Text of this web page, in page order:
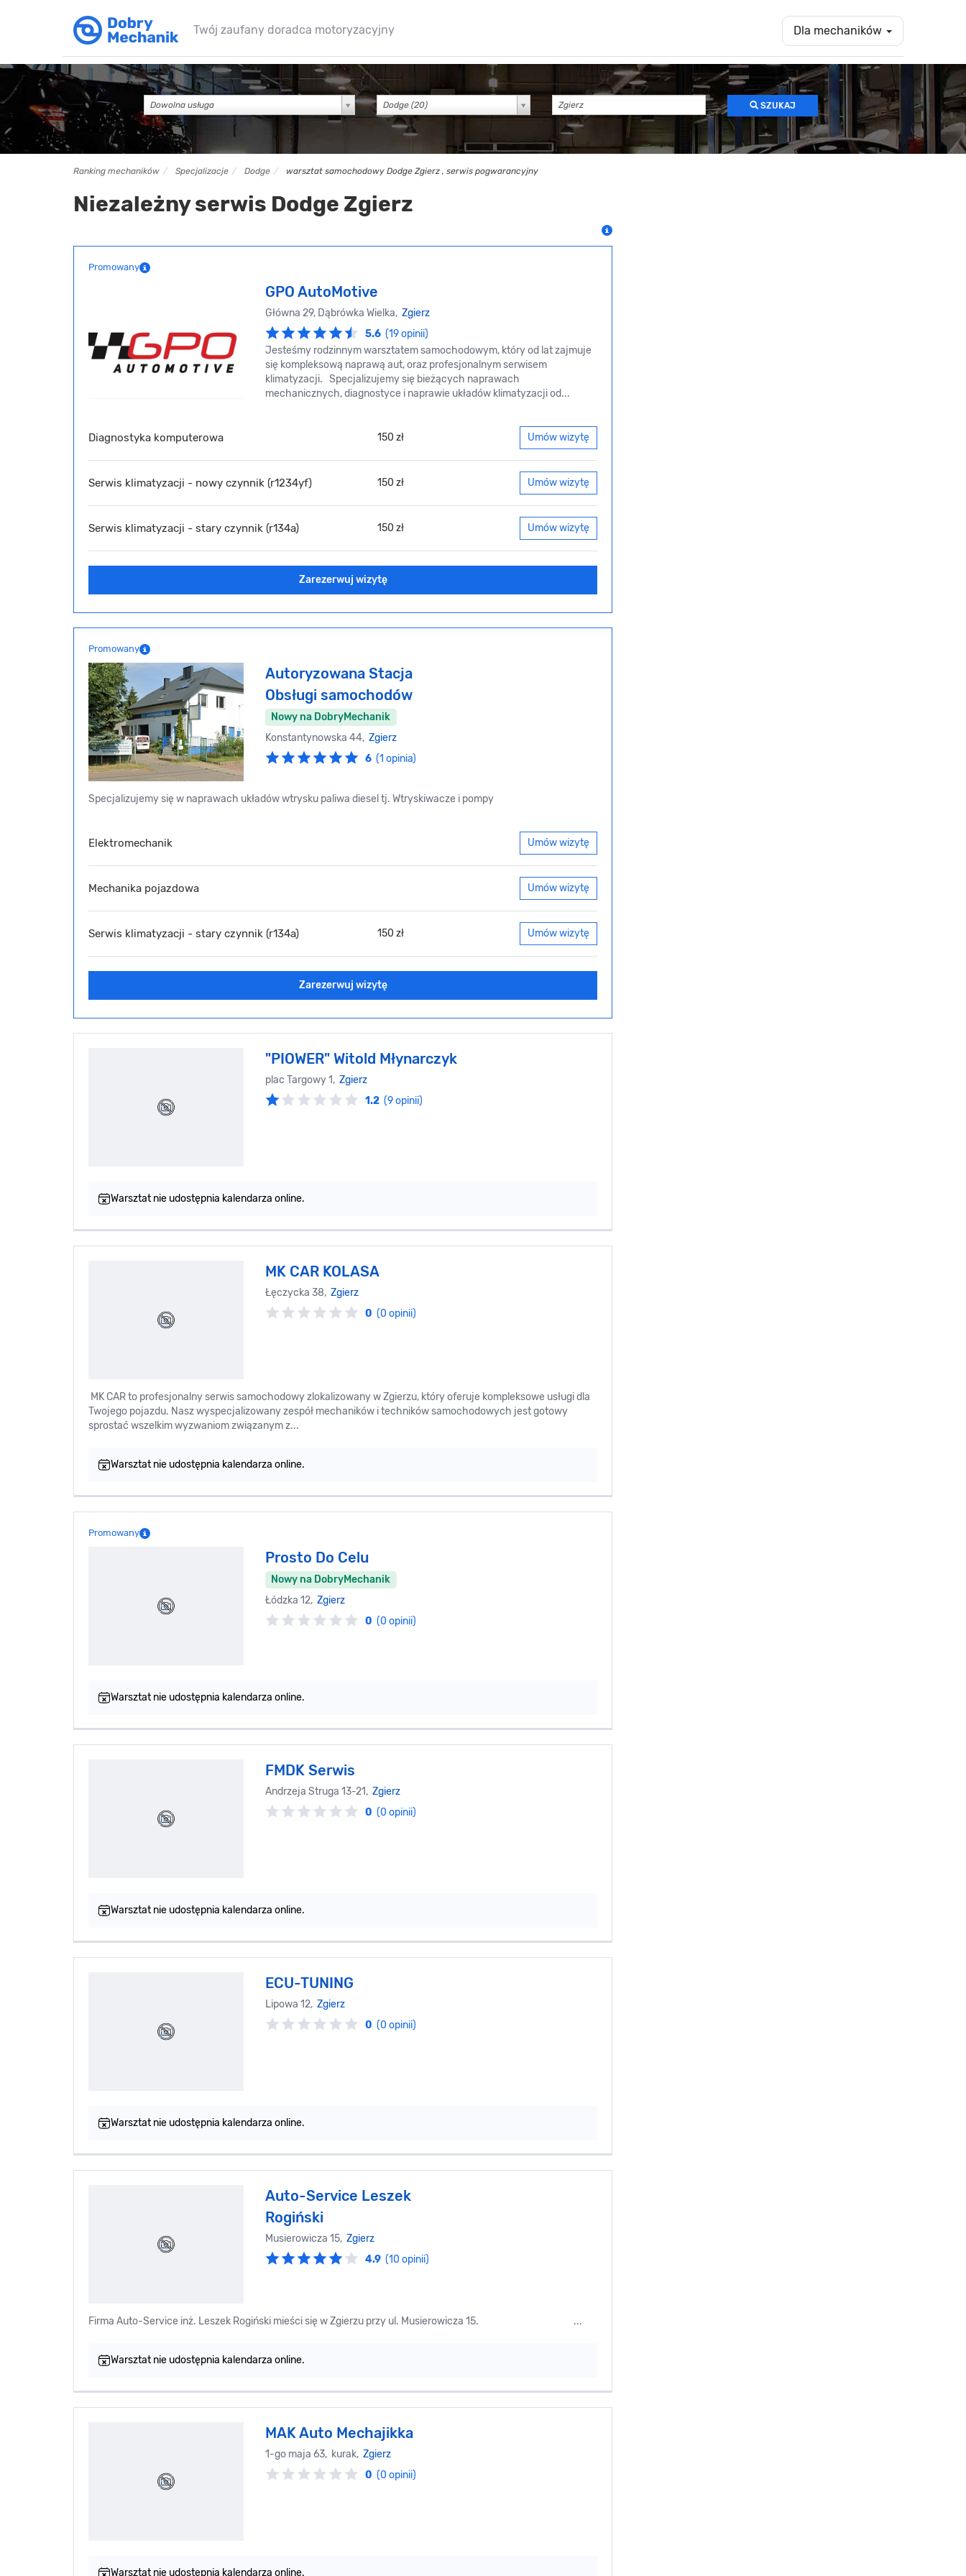
Twój zaufany doradca motoryzacyjny Dla mechaników
Dowolna usługa Dodge (20) SZUKAJ
Ranking mechaników Specjalizacje Dodge warsztat samochodowy Dodge Zgierz , serwis pogwarancyjny
Niezależny serwis Dodge Zgierz
Promowany
GPO AutoMotive
Główna 29, Dąbrówka Wielka, Zgierz
5.6 (19 opinii)
Jesteśmy rodzinnym warsztatem samochodowym, który od lat zajmuje
się kompleksową naprawą aut, oraz profesjonalnym serwisem
klimatyzacji. Specjalizujemy się bieżących naprawach
mechanicznych, diagnostyce i naprawie układów klimatyzacji od...
Diagnostyka komputerowa 150 zł Umów wizytę
Serwis klimatyzacji - nowy czynnik (r1234yf) 150 zł Umów wizytę
Serwis klimatyzacji - stary czynnik (r134a) 150 zł Umów wizytę
Zarezerwuj wizytę
Promowany
Autoryzowana Stacja
Obsługi samochodów
Nowy na DobryMechanik
Konstantynowska 44, Zgierz
6 (1 opinia)
Specjalizujemy się w naprawach układów wtrysku paliwa diesel tj. Wtryskiwacze i pompy
Elektromechanik Umów wizytę
Mechanika pojazdowa Umów wizytę
Serwis klimatyzacji - stary czynnik (r134a) 150 zł Umów wizytę
Zarezerwuj wizytę
"PIOWER" Witold Młynarczyk
plac Targowy 1, Zgierz
1.2 (9 opinii)
Warsztat nie udostępnia kalendarza online.
MK CAR KOLASA
Łęczycka 38, Zgierz
0 (0 opinii)
MK CAR to profesjonalny serwis samochodowy zlokalizowany w Zgierzu, który oferuje kompleksowe usługi dla
Twojego pojazdu. Nasz wyspecjalizowany zespół mechaników i techników samochodowych jest gotowy
sprostać wszelkim wyzwaniom związanym z...
Warsztat nie udostępnia kalendarza online.
Promowany
Prosto Do Celu
Nowy na DobryMechanik
Łódzka 12, Zgierz
0 (0 opinii)
Warsztat nie udostępnia kalendarza online.
FMDK Serwis
Andrzeja Struga 13-21, Zgierz
0 (0 opinii)
Warsztat nie udostępnia kalendarza online.
ECU-TUNING
Lipowa 12, Zgierz
0 (0 opinii)
Warsztat nie udostępnia kalendarza online.
Auto-Service Leszek
Rogiński
Musierowicza 15, Zgierz
4.9 (10 opinii)
Firma Auto-Service inż. Leszek Rogiński mieści się w Zgierzu przy ul. Musierowicza 15. ...
Warsztat nie udostępnia kalendarza online.
MAK Auto Mechajikka
1-go maja 63, kurak, Zgierz
0 (0 opinii)
Warsztat nie udostępnia kalendarza online.